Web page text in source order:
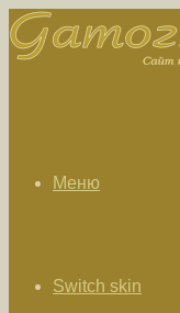
Меню
Switch skin